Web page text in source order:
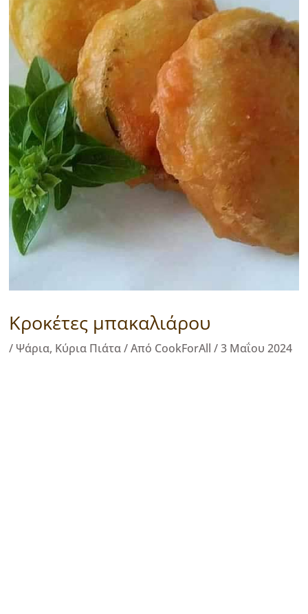
Κροκέτες μπακαλιάρου
/ Ψάρια, Κύρια Πιάτα/ Από CookForAll /3 Μαΐου 2024